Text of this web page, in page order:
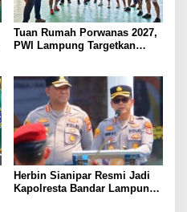
Tuan Rumah Porwanas 2027,
PWI Lampung Targetkan
Herbin Sianipar Resmi Jadi
Kapolresta Bandar Lampung,